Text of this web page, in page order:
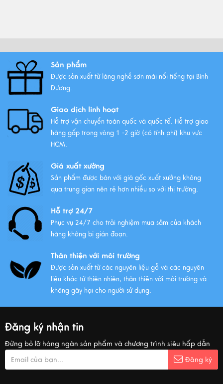
Xem thêm
Sản phẩm
Được sản xuất từ làng nghề sơn mài nổi tiếng tại Bình
Dương.
Giao dịch linh hoạt
Hỗ trợ vận chuyển toàn quốc và quốc tế. Hỗ trợ giao
hàng gấp trong vòng 1 -2 giờ (có tính phí) khu vực
HCM.
Giá xuất xưởng
Sản phẩm được bán với giá gốc xuất xưởng không
qua trung gian nên rẻ hơn nhiều so với thị trường.
Hỗ trợ 24/7
Phục vụ 24/7 cho trải nghiệm mua sắm của khách
hàng không bị gián đoạn.
Thân thiện với môi trường
Được sản xuất từ các nguyên liệu gỗ và các nguyên
liệu khác từ thiên nhiên, thân thiện với môi trường và
không gây hại cho người sử dụng.
Đăng ký nhận tin
Đừng bỏ lỡ hàng ngàn sản phẩm và chương trình siêu hấp dẫn
Đăng ký